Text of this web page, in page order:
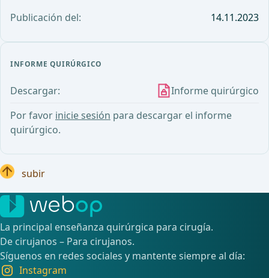
Publicación del: 14.11.2023
INFORME QUIRÚRGICO
Descargar:
Informe quirúrgico
Por favor inicie sesión para descargar el informe
quirúrgico.
subir
La principal enseñanza quirúrgica para cirugía.
De cirujanos – Para cirujanos.
Síguenos en redes sociales y mantente siempre al día:
Instagram